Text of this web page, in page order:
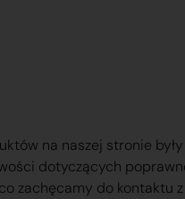
na naszej stronie
dotyczących
zachęcamy do kontaktu z